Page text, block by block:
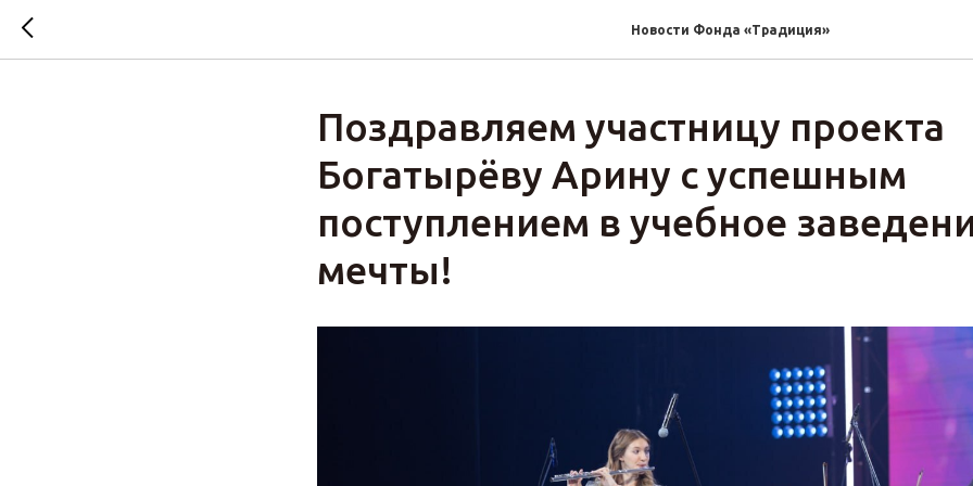
Новости Фонда «Традиция»‎
Поздравляем участницу проекта
Богатырёву Арину с успешным
поступлением в учебное
мечты!